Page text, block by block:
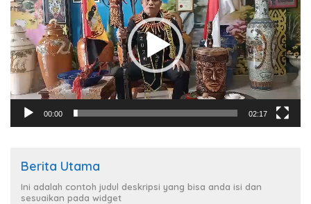
00:00 02:17
Berita Utama
Ini adalah contoh judul deskripsi yang bisa anda isi dan
sesuaikan pada widget